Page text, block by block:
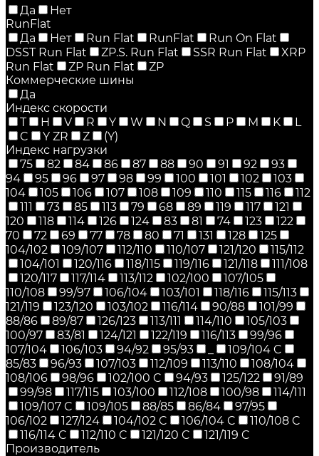
Да
Нет
RunFlat
Да
Нет Run Flat RunFlat
Run On Flat
DSST Run Flat
ZP.S. Run Flat SSR Run Flat
XRP
Run Flat
ZP Run Flat
ZP
Коммерческие шины
Да
Индекс скорости
T
H V R Y W N Q S P M K
L
C
Y ZR Z
(Y)
Индекс нагрузки
75
82 84 86 87 88 90 91 92
93
94
95 96 97 98 99 100 101 102
103
104
105 106 107 108 109 110 115 116
112
111
73 85 113 79 68 89 119 117
121
120
118 114 126 124 83 81 74 123
122
70
72 69 77 78 80 71 131 128
125
104/102
109/107 112/110 110/107 121/120
115/112
104/101
120/116 118/115 119/116 121/118
111/108
120/117
117/114 113/112 102/100
107/105
110/108
99/97 106/104 103/101 118/116
115/113
121/119
123/120 103/102 116/114 90/88
101/99
88/86
89/87 126/123 113/111 114/110
105/103
100/97
83/81 124/121 122/119 116/113
99/96
107/104
106/103 94/92 95/93
109/104 C
85/83
96/93 107/103 112/109 113/110
108/104
108/106
98/96 102/100 C 94/93 125/122
91/89
99/98
117/115 103/100 112/108 100/98
114/111
109/107 C
109/105 88/85 86/84
97/95
106/102
127/124 104/102 C 106/104 C
110/108 C
116/114 C
112/110 C 121/120 C
121/119 C
Производитель